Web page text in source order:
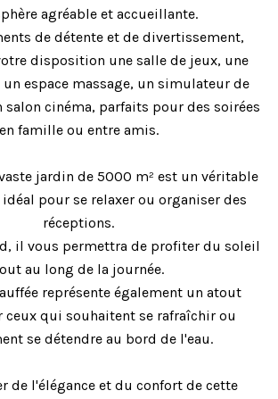
agréable et accueillante.
de détente et de divertissement,
disposition une salle de jeux, une
espace massage, un simulateur de
cinéma, parfaits pour des soirées
en famille ou entre amis.
jardin de 5000 m² est un véritable
idéal pour se relaxer ou organiser des
réceptions.
il vous permettra de profiter du soleil
au long de la journée.
représente également un atout
ceux qui souhaitent se rafraîchir ou
se détendre au bord de l'eau.
de l'élégance et du confort de cette